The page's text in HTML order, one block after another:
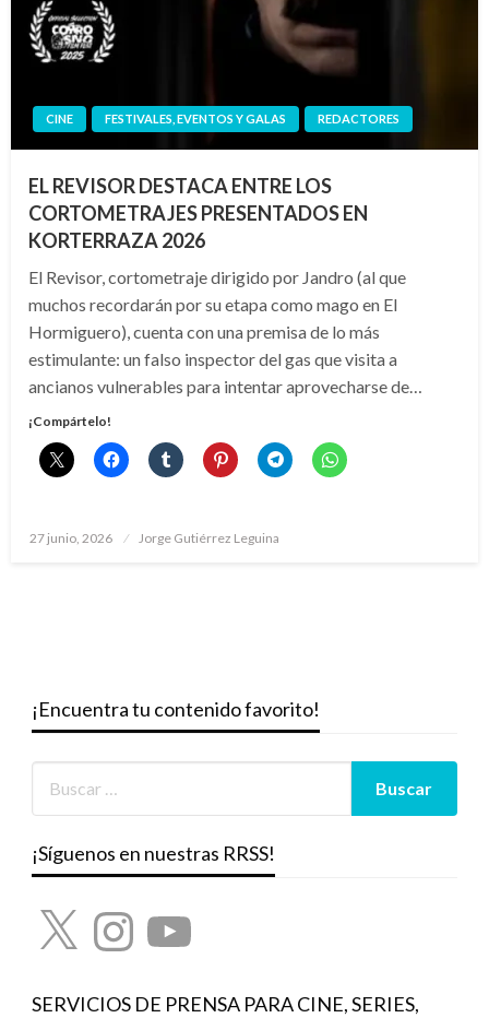
CINE FESTIVALES, EVENTOS Y GALAS REDACTORES
EL REVISOR DESTACA ENTRE LOS
CORTOMETRAJES PRESENTADOS EN
KORTERRAZA 2026
El Revisor, cortometraje dirigido por Jandro (al que
muchos recordarán por su etapa como mago en El
Hormiguero), cuenta con una premisa de lo más
estimulante: un falso inspector del gas que visita a
ancianos vulnerables para intentar aprovecharse de…
¡Compártelo!
Publicado
27 junio, 2026 Jorge Gutiérrez Leguina
¡Encuentra tu contenido favorito!
¡Síguenos en nuestras RRSS!
X InstagramYouTube
SERVICIOS DE PRENSA PARA CINE, SERIES,